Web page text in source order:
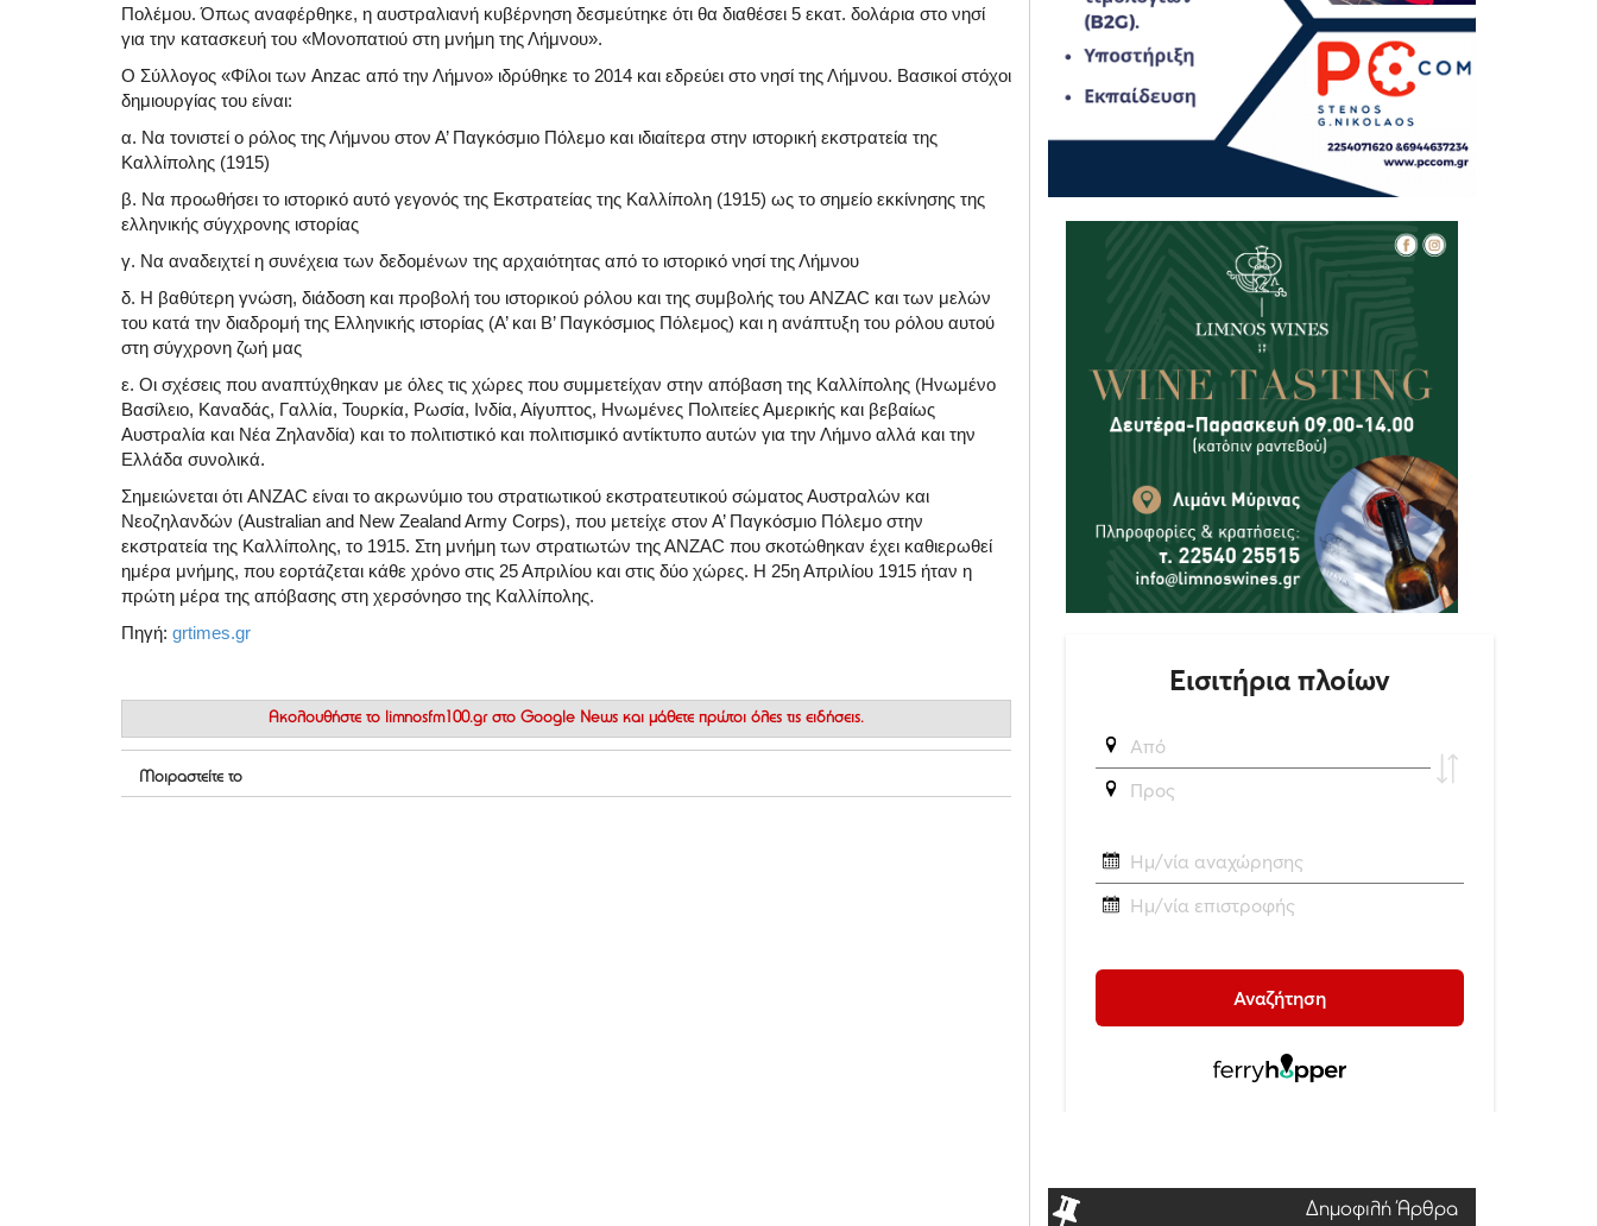
Πολέμου. Όπως αναφέρθηκε, η αυστραλιανή κυβέρνηση δεσμεύτηκε ότι θα διαθέσει 5 εκατ. δολάρια στο νησί
για την κατασκευή του «Μονοπατιού στη μνήμη της Λήμνου».
Ο Σύλλογος «Φίλοι των Anzac από την Λήμνο» ιδρύθηκε το 2014 και εδρεύει στο νησί της Λήμνου. Βασικοί στόχοι
δημιουργίας του είναι:
α. Να τονιστεί ο ρόλος της Λήμνου στον Α’ Παγκόσμιο Πόλεμο και ιδιαίτερα στην ιστορική εκστρατεία της
Καλλίπολης (1915)
β. Να προωθήσει το ιστορικό αυτό γεγονός της Εκστρατείας της Καλλίπολη (1915) ως το σημείο εκκίνησης της
ελληνικής σύγχρονης ιστορίας
γ. Να αναδειχτεί η συνέχεια των δεδομένων της αρχαιότητας από το ιστορικό νησί της Λήμνου
δ. Η βαθύτερη γνώση, διάδοση και προβολή του ιστορικού ρόλου και της συμβολής του ANZAC και των μελών
του κατά την διαδρομή της Ελληνικής ιστορίας (Α’ και Β’ Παγκόσμιος Πόλεμος) και η ανάπτυξη του ρόλου αυτού
στη σύγχρονη ζωή μας
ε. Οι σχέσεις που αναπτύχθηκαν με όλες τις χώρες που συμμετείχαν στην απόβαση της Καλλίπολης (Ηνωμένο
Βασίλειο, Καναδάς, Γαλλία, Τουρκία, Ρωσία, Ινδία, Αίγυπτος, Ηνωμένες Πολιτείες Αμερικής και βεβαίως
Αυστραλία και Νέα Ζηλανδία) και το πολιτιστικό και πολιτισμικό αντίκτυπο αυτών για την Λήμνο αλλά και την
Ελλάδα συνολικά.
Σημειώνεται ότι ANZAC είναι το ακρωνύμιο του στρατιωτικού εκστρατευτικού σώματος Αυστραλών και
Νεοζηλανδών (Australian and New Zealand Army Corps), που μετείχε στον Α’ Παγκόσμιο Πόλεμο στην
εκστρατεία της Καλλίπολης, το 1915. Στη μνήμη των στρατιωτών της ΑΝΖΑC που σκοτώθηκαν έχει καθιερωθεί
ημέρα μνήμης, που εορτάζεται κάθε χρόνο στις 25 Απριλίου και στις δύο χώρες. Η 25η Απριλίου 1915 ήταν η
πρώτη μέρα της απόβασης στη χερσόνησο της Καλλίπολης.
Πηγή: grtimes.gr
Ακολουθήστε το limnosfm100.gr στο Google News και μάθετε πρώτοι όλες τις ειδήσεις.
Μοιραστείτε το
Δημοφιλή Άρθρα